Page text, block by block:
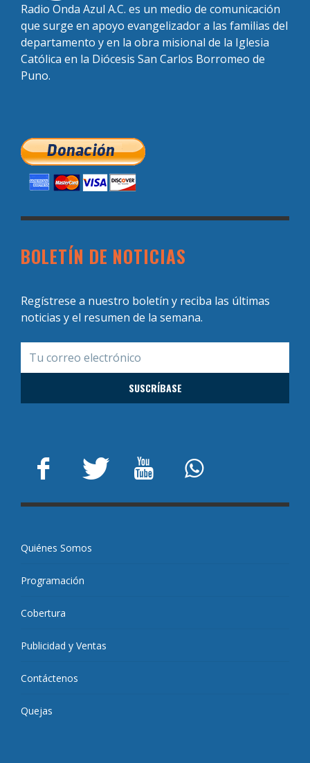
Radio Onda Azul A.C. es un medio de comunicación
que surge en apoyo evangelizador a las familias del
departamento y en la obra misional de la Iglesia
Católica en la Diócesis San Carlos Borromeo de
Puno.
BOLETÍN DE NOTICIAS
Regístrese a nuestro boletín y reciba las últimas
noticias y el resumen de la semana.
Quiénes Somos
Programación
Cobertura
Publicidad y Ventas
Contáctenos
Quejas